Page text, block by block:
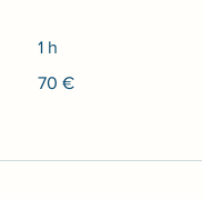
1 h
euros
70 €